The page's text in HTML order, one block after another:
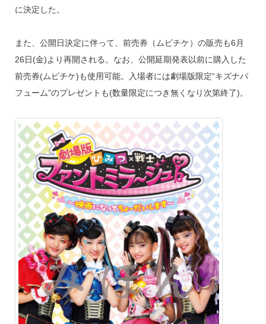
k
に決定した。
また、公開日決定に伴って、前売券（ムビチケ）の販売も6月
26日(金)より再開される。なお、公開延期発表以前に購入した
前売券(ムビチケ)も使用可能。入場者には劇場版限定“キズナパ
フューム”のプレゼントも(数量限定につき無くなり次第終了)。